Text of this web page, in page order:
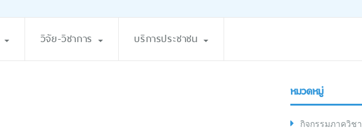
วิจัย-วิชาการ บริการประชาชน
หมวดหมู่
กิจกรรมภาควิชา